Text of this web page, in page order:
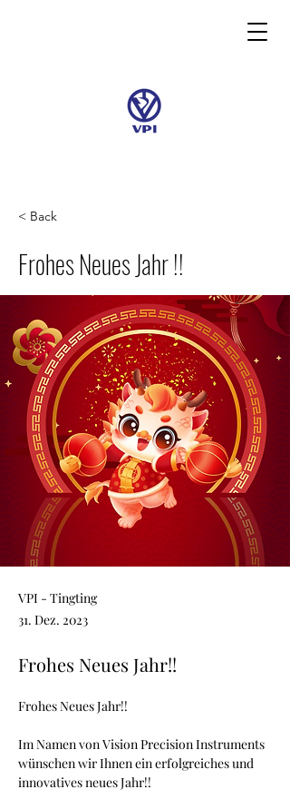
< Back
Frohes Neues Jahr !!
VPI - Tingting
31. Dez. 2023
Frohes Neues Jahr!!
Frohes Neues Jahr!!
Im Namen von Vision Precision Instruments
wünschen wir Ihnen ein erfolgreiches und
innovatives neues Jahr!!